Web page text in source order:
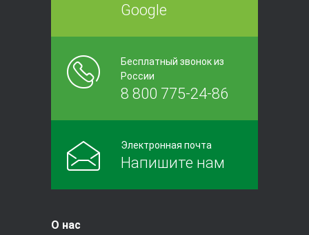
Google
Бесплатный звонок из
России
8 800 775-24-86
Электронная почта
Напишите нам
О нас